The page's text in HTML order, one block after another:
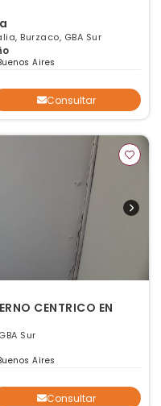
Burzaco, GBA Sur
Aires
Consultar
CENTRICO EN
Sur
Aires
Consultar